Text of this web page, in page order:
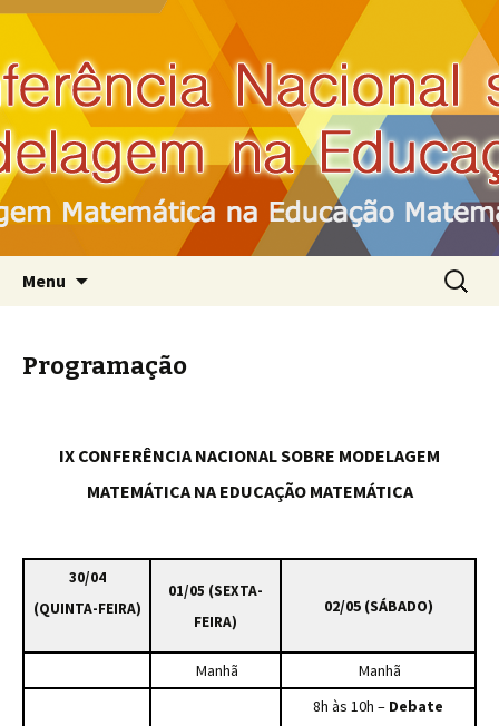
IXCNMEM
IX Conferência Nacional sobre Modelagem
na Educação Matemática
Menu
por:
Programação
IX CONFERÊNCIA NACIONAL SOBRE MODELAGEM
MATEMÁTICA NA EDUCAÇÃO MATEMÁTICA
30/04
(QUINTA-FEIRA)
01/05 (SEXTA-
FEIRA)
02/05 (SÁBADO)
Manhã Manhã
8h às 10h – Debate